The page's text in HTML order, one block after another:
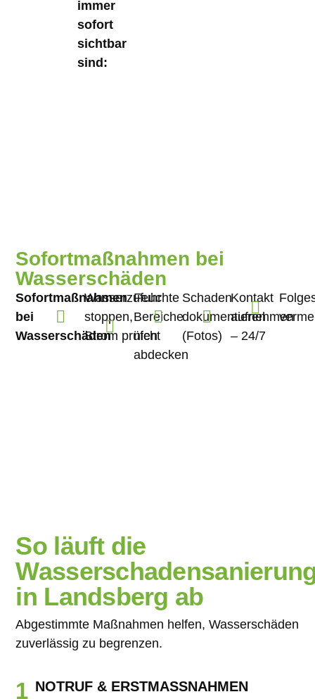
immer
sofort
sichtbar
sind:
Sofortmaßnahmen bei
Wasserschäden
Sofortmaßnahmen
bei
Wasserschäden
Wasserzufuhr
stoppen,
Strom prüfen
Feuchte
Bereiche
nicht
abdecken
Schaden
dokumentieren
(Fotos)
Kontakt
aufnehmen
– 24/7
So läuft die
in Landsberg ab
Abgestimmte Maßnahmen helfen, Wasserschäden
zuverlässig zu begrenzen.
1 NOTRUF & ERSTMASSNAHMEN